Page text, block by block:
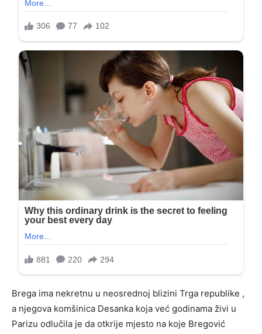
Brega ima nekretnu u neosrednoj blizini Trga republike ,
a njegova komšinica Desanka koja već godinama živi u
Parizu odlučila je da otkrije mjesto na koje Bregović